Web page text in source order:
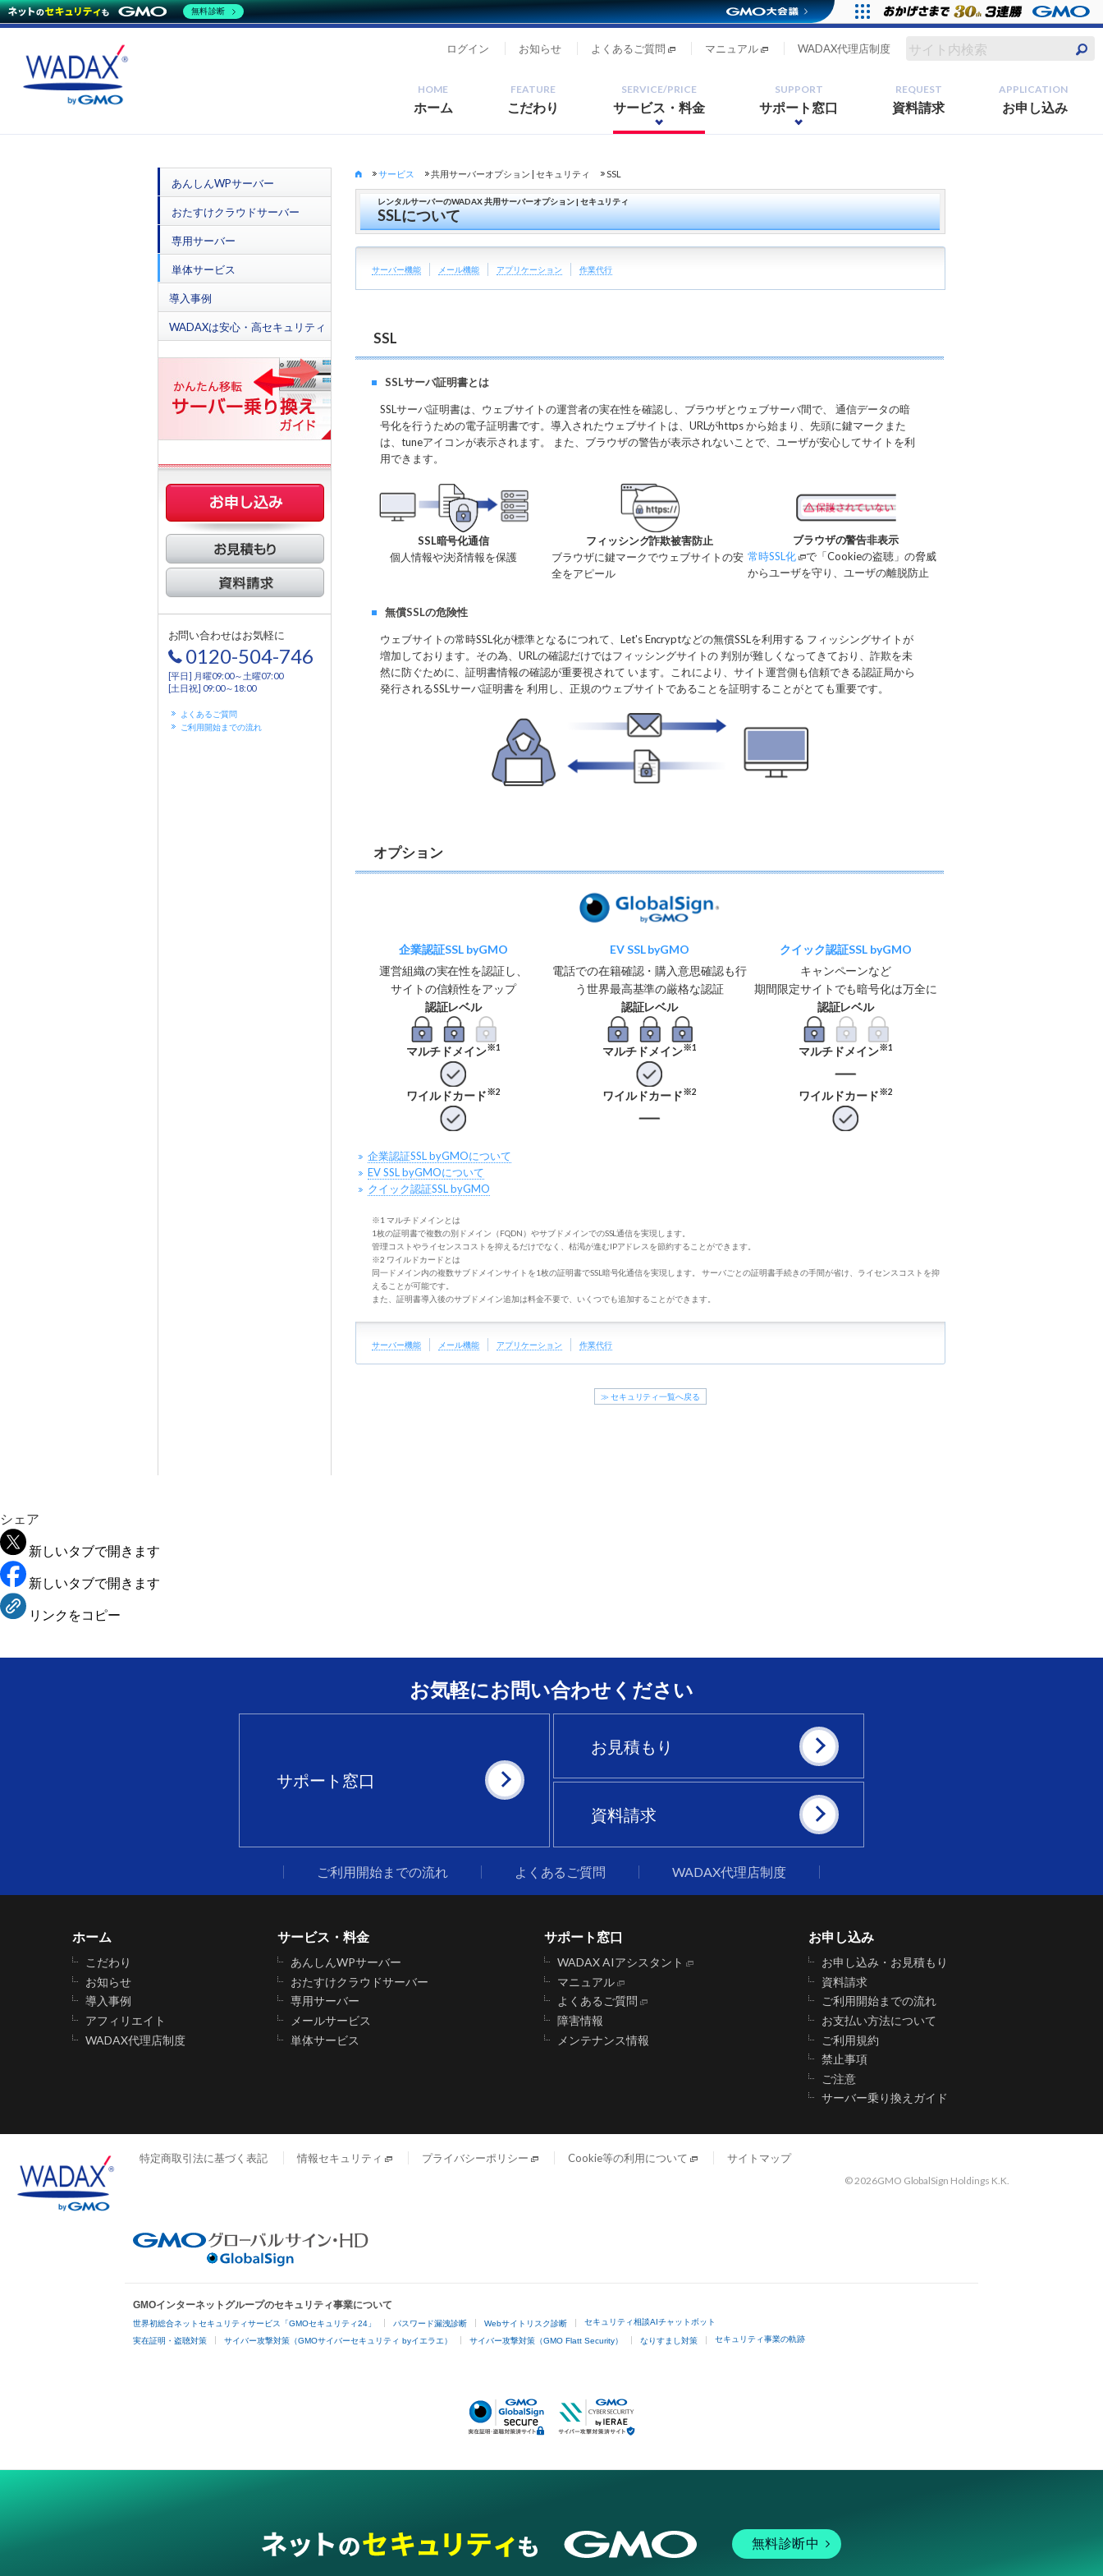
HOME
ホーム
FEATURE
こだわり
SERVICE/PRICE
サービス・料金
SUPPORT
サポート窓口
REQUEST
資料請求
APPLICATION
お申し込み
ログイン お知らせ よくあるご質問 マニュアル WADAX代理店制度
あんしんWPサーバー
おたすけクラウドサーバー
専用サーバー
単体サービス
導入事例
WADAXは安心・高セキュリティ
お問い合わせはお気軽に
0120-504-746
[平日] 月曜09:00～土曜07:00
[土日祝] 09:00～18:00
よくあるご質問
ご利用開始までの流れ
サービス 共用サーバーオプション | セキュリティ SSL
レンタルサーバーのWADAX 共用サーバーオプション | セキュリティ
SSLについて
サーバー機能 メール機能 アプリケーション 作業代行
SSL
SSLサーバ証明書とは
SSLサーバ証明書は、ウェブサイトの運営者の実在性を確認し、ブラウザとウェブサーバ間で、 通信データの暗
号化を行うための電子証明書です。導入されたウェブサイトは、URLがhttps から始まり、先頭に鍵マークまた
は、tuneアイコンが表示されます。 また、ブラウザの警告が表示されないことで、ユーザが安心してサイトを利
用できます。
SSL暗号化通信
個人情報や決済情報を保護
フィッシング詐欺被害防止
ブラウザに鍵マークでウェブサイトの安
全をアピール
ブラウザの警告非表示
常時SSL化
で「Cookieの盗聴」の脅威
からユーザを守り、ユーザの離脱防止
無償SSLの危険性
ウェブサイトの常時SSL化が標準となるにつれて、Let's Encryptなどの無償SSLを利用する フィッシングサイトが
増加しております。その為、URLの確認だけではフィッシングサイトの 判別が難しくなってきており、詐欺を未
然に防ぐために、証明書情報の確認が重要視されて います。これにより、サイト運営側も信頼できる認証局から
発行されるSSLサーバ証明書を 利用し、正規のウェブサイトであることを証明することがとても重要です。
オプション
企業認証SSL byGMO
運営組織の実在性を認証し、
サイトの信頼性をアップ
認証レベル
マルチドメイン※1
ワイルドカード※2
EV SSL byGMO
電話での在籍確認・購入意思確認も行
う世界最高基準の厳格な認証
認証レベル
マルチドメイン※1
ワイルドカード※2
クイック認証SSL byGMO
キャンペーンなど
期間限定サイトでも暗号化は万全に
認証レベル
マルチドメイン※1
ワイルドカード※2
企業認証SSL byGMOについて
EV SSL byGMOについて
クイック認証SSL byGMO
※1 マルチドメインとは
1枚の証明書で複数の別ドメイン（FQDN）やサブドメインでのSSL通信を実現します。
管理コストやライセンスコストを抑えるだけでなく、枯渇が進むIPアドレスを節約することができます。
※2 ワイルドカードとは
同一ドメイン内の複数サブドメインサイトを1枚の証明書でSSL暗号化通信を実現します。 サーバごとの証明書手続きの手間が省け、ライセンスコストを抑
えることが可能です。
また、証明書導入後のサブドメイン追加は料金不要で、いくつでも追加することができます。
サーバー機能 メール機能 アプリケーション 作業代行
≫ セキュリティ一覧へ戻る
シェア
新しいタブで開きます
新しいタブで開きます
リンクをコピー
お気軽にお問い合わせください
サポート窓口
お見積もり
資料請求
ご利用開始までの流れ よくあるご質問 WADAX代理店制度
ホーム
こだわり
お知らせ
導入事例
アフィリエイト
WADAX代理店制度
サービス・料金
あんしんWPサーバー
おたすけクラウドサーバー
専用サーバー
メールサービス
単体サービス
サポート窓口
WADAX AIアシスタント
マニュアル
よくあるご質問
障害情報
メンテナンス情報
お申し込み
お申し込み・お見積もり
資料請求
ご利用開始までの流れ
お支払い方法について
ご利用規約
禁止事項
ご注意
サーバー乗り換えガイド
特定商取引法に基づく表記 情報セキュリティ プライバシーポリシー Cookie等の利用について サイトマップ
©2026GMO GlobalSign Holdings K.K.
GMOインターネットグループのセキュリティ事業について
世界初総合ネットセキュリティサービス「GMOセキュリティ24」 パスワード漏洩診断 Webサイトリスク診断 セキュリティ相談AIチャットボット
実在証明・盗聴対策 サイバー攻撃対策（GMOサイバーセキュリティ byイエラエ） サイバー攻撃対策（GMO Flatt Security） なりすまし対策 セキュリティ事業の軌跡
無料診断中
無料診断